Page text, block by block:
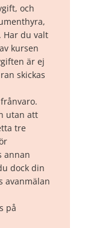
och
Har du valt
kursen
är ej
skickas
utan att
tre
annan
dock din
avanmälan
på